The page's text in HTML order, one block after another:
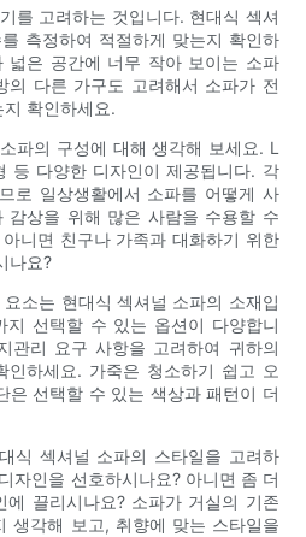
를 고려하는 것입니다. 현대식 섹셔
측정하여 적절하게 맞는지 확인하
넓은 공간에 너무 작아 보이는 소파
의 다른 가구도 고려해서 소파가 전
확인하세요.
파의 구성에 대해 생각해 보세요. L
등 다양한 디자인이 제공됩니다. 각
로 일상생활에서 소파를 어떻게 사
감상을 위해 많은 사람을 수용할 수
니면 친구나 가족과 대화하기 위한
나요?
소는 현대식 섹셔널 소파의 소재입
지 선택할 수 있는 옵션이 다양합니
관리 요구 사항을 고려하여 귀하의
인하세요. 가죽은 청소하기 쉽고 오
은 선택할 수 있는 색상과 패턴이 더
식 섹셔널 소파의 스타일을 고려하
자인을 선호하시나요? 아니면 좀 더
에 끌리시나요? 소파가 거실의 기존
생각해 보고, 취향에 맞는 스타일을